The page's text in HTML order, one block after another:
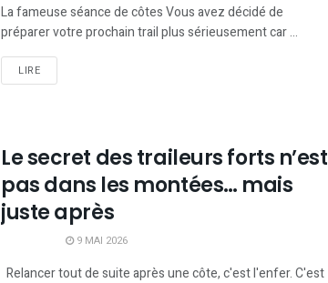
La fameuse séance de côtes Vous avez décidé de
préparer votre prochain trail plus sérieusement car ...
LIRE
Le secret des traileurs forts n’est
pas dans les montées… mais
juste après
9 MAI 2026
Relancer tout de suite après une côte, c'est l'enfer. C'est